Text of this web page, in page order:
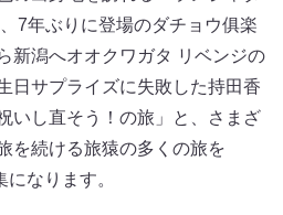
7年ぶりに登場のダチョウ俱楽
新潟へオオクワガタ リベンジの
日サプライズに失敗した持田香
いし直そう！の旅」と、さまざ
を続ける旅猿の多くの旅を
なります。